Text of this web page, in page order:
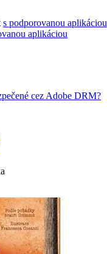
s podporovanou aplikáciou
aplikáciou
cez Adobe DRM?